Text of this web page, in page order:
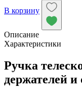
В корзину
Описание
Характеристики
Ручка
держателей и